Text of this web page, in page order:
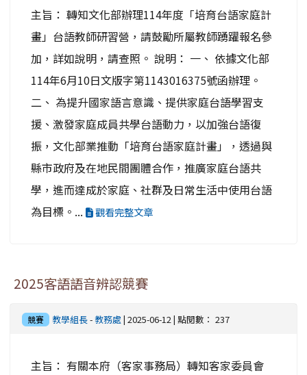
主旨： 轉知文化部辦理114年度「培育台語家庭計
畫」台語教師研習營，請鼓勵所屬教師踴躍報名參
加，詳如說明，請查照。 說明： 一、 依據文化部
114年6月10日文版字第1143016375號函辦理。
二、 為提升國家語言意識、提供家庭台語學習支
援、激發家庭成員共學台語動力，以加強台語復
振，文化部業推動「培育台語家庭計畫」，透過與
縣市政府及在地民間團體合作，推廣家庭台語共
學，進而達成於家庭、社群及日常生活中使用台語
為目標。...
觀看完整文章
2025客語語音辨認競賽
競賽 教學組長-教務處 | 2025-06-12 | 點閱數： 237
主旨： 有關本府（客家事務局）轉知客家委員會